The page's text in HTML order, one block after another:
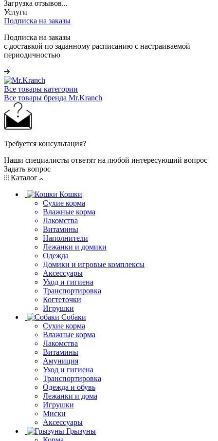
Загрузка отзывов...
Услуги
Подписка на заказы
Подписка на заказы
с доставкой по заданному расписанию с настраиваемой
периодичностью
Все товары категории
Все товары бренда Mr.Kranch
Требуется консультация?
Наши специалисты ответят на любой интересующий вопрос
Задать вопрос
Каталог
Кошки
Сухие корма
Влажные корма
Лакомства
Витамины
Наполнители
Лежанки и домики
Одежда
Домики и игровые комплексы
Аксессуары
Уход и гигиена
Транспортировка
Когтеточки
Игрушки
Собаки
Сухие корма
Влажные корма
Лакомства
Витамины
Амуниция
Уход и гигиена
Транспортировка
Одежда и обувь
Лежанки и дома
Игрушки
Миски
Аксессуары
Грызуны